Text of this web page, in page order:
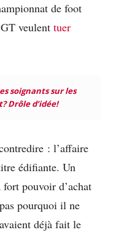
de foot
veulent tuer
soignants sur les
Drôle d’idée!
: l’affaire
édifiante. Un
fort pouvoir d’achat
pourquoi il ne
déjà fait le